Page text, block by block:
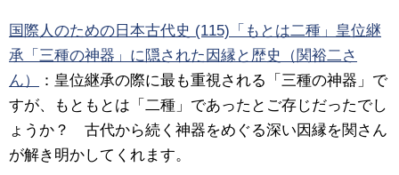
国際人のための日本古代史 (115)「もとは二種」皇位継
承「三種の神器」に隠された因縁と歴史（関裕二さ
ん）
： 皇位継承の際に最も重視される「三種の神器」で
すが、もともとは「二種」であったとご存じだったでし
ょうか？ 古代から続く神器をめぐる深い因縁を関さん
が解き明かしてくれます。